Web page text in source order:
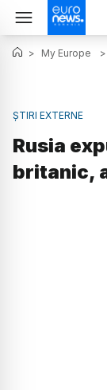
> My Europe >
ȘTIRI EXTERNE
Rusia
britanic,